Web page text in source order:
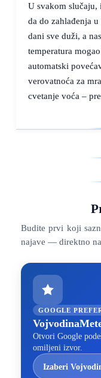
U svakom
da do zahlađenja
dani sve duži, a
temperatura
automatski
verovatnoća za
cvetanje voća –
Budite prvi koji
najave — direktno
GOOGLE
Otvori Google
omiljeni izvor.
Izaberi